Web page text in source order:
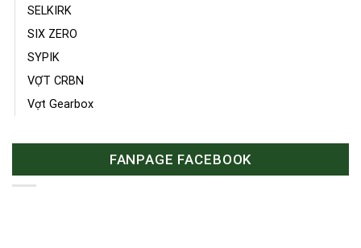
SELKIRK
SIX ZERO
SYPIK
VỢT CRBN
Vợt Gearbox
FANPAGE FACEBOOK